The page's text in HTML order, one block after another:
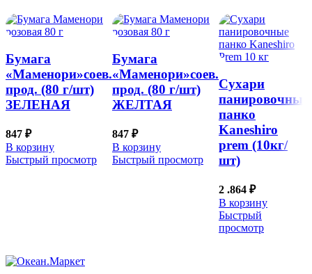
Бумага
«Маменори»соев.
прод. (80 г/шт)
ЗЕЛЕНАЯ
847 ₽
В корзину
Быстрый просмотр
Бумага
«Маменори»соев.
прод. (80 г/шт)
ЖЕЛТАЯ
847 ₽
В корзину
Быстрый просмотр
Сухари
панировочные
панко
Kaneshiro
prem (10кг/
шт)
2 .864 ₽
В корзину
Быстрый
просмотр